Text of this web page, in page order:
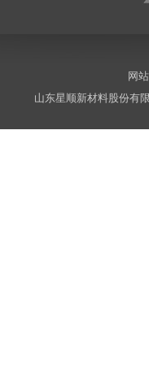
网
山东星顺新材料股份有